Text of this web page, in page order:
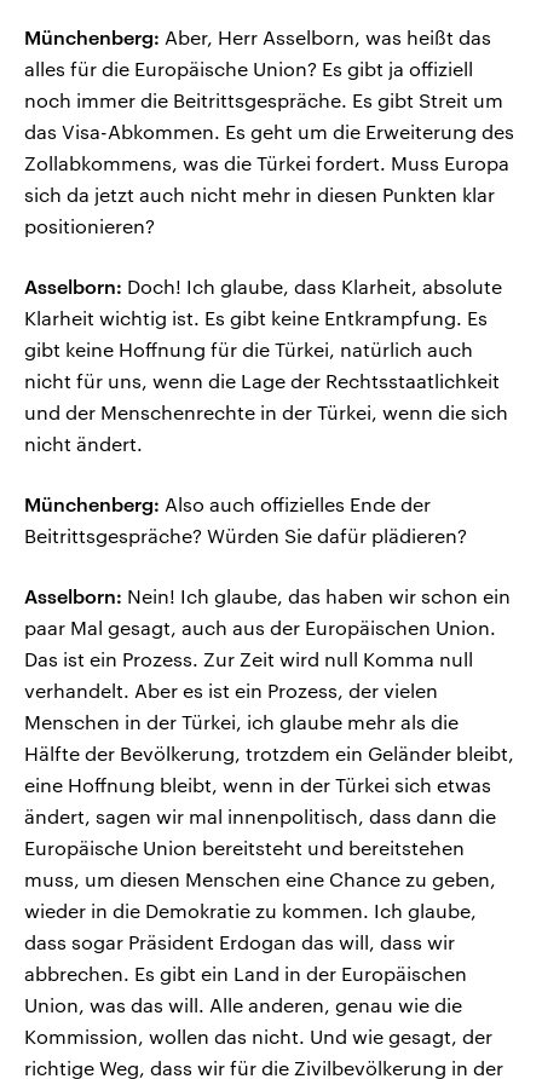
Münchenberg: Aber, Herr Asselborn, was heißt das
alles für die Europäische Union? Es gibt ja offiziell
noch immer die Beitrittsgespräche. Es gibt Streit um
das Visa-Abkommen. Es geht um die Erweiterung des
Zollabkommens, was die Türkei fordert. Muss Europa
sich da jetzt auch nicht mehr in diesen Punkten klar
positionieren?
Asselborn: Doch! Ich glaube, dass Klarheit, absolute
Klarheit wichtig ist. Es gibt keine Entkrampfung. Es
gibt keine Hoffnung für die Türkei, natürlich auch
nicht für uns, wenn die Lage der Rechtsstaatlichkeit
und der Menschenrechte in der Türkei, wenn die sich
nicht ändert.
Münchenberg: Also auch offizielles Ende der
Beitrittsgespräche? Würden Sie dafür plädieren?
Asselborn: Nein! Ich glaube, das haben wir schon ein
paar Mal gesagt, auch aus der Europäischen Union.
Das ist ein Prozess. Zur Zeit wird null Komma null
verhandelt. Aber es ist ein Prozess, der vielen
Menschen in der Türkei, ich glaube mehr als die
Hälfte der Bevölkerung, trotzdem ein Geländer bleibt,
eine Hoffnung bleibt, wenn in der Türkei sich etwas
ändert, sagen wir mal innenpolitisch, dass dann die
Europäische Union bereitsteht und bereitstehen
muss, um diesen Menschen eine Chance zu geben,
wieder in die Demokratie zu kommen. Ich glaube,
dass sogar Präsident Erdogan das will, dass wir
abbrechen. Es gibt ein Land in der Europäischen
Union, was das will. Alle anderen, genau wie die
Kommission, wollen das nicht. Und wie gesagt, der
richtige Weg, dass wir für die Zivilbevölkerung in der